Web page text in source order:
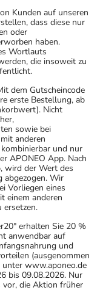
Kunden auf unseren
dass diese nur
oder
haben.
Wortlauts
die insoweit zu
dem Gutscheincode
erste Bestellung, ab
Nicht
sowie bei
anderen
und nur
APONEO App. Nach
wird der Wert des
abgezogen. Wir
Vorliegen eines
einem anderen
ersetzen.
erhalten Sie 20 %
anwendbar auf
und
(ausgenommen
www.aponeo.de
bis 09.08.2026. Nur
die Aktion früher